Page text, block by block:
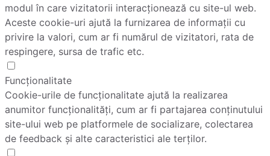
modul în care vizitatorii interacționează cu site-ul web.
Aceste cookie-uri ajută la furnizarea de informații cu
privire la valori, cum ar fi numărul de vizitatori, rata de
respingere, sursa de trafic etc.
Funcționalitate
Cookie-urile de funcționalitate ajută la realizarea
anumitor funcționalități, cum ar fi partajarea conținutului
site-ului web pe platformele de socializare, colectarea
de feedback și alte caracteristici ale terților.